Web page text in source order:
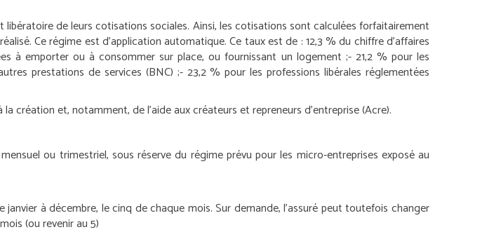
de leurs cotisations sociales. Ainsi, les cotisations sont calculées forfaitairement
Ce régime est d’application automatique. Ce taux est de :12,3 % du chiffre d’affaires
à emporter ou à consommer sur place, ou fournissant un logement ;- 21,2 % pour les
prestations de services (BNC) ;- 23,2 % pour les professions libérales réglementées
et, notamment, de l’aide aux créateurs et repreneurs d’entreprise (Acre).
ou trimestriel, sous réserve du régime prévu pour les micro-entreprises exposé au
à décembre, le cinq de chaque mois. Sur demande, l’assuré peut toutefois changer
(ou revenir au 5)